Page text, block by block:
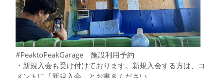
#PeaktoPeakGarage 施設利用予約
・新規入会も受け付けております。新規入会する方は、コ
メントに「新規入会」とお書きください。